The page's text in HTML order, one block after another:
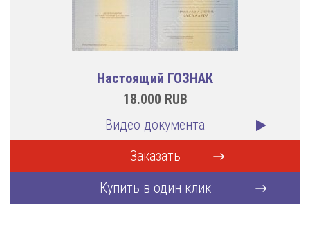
Настоящий ГОЗНАК
18.000 RUB
Видео документа
Заказать
Купить в один клик